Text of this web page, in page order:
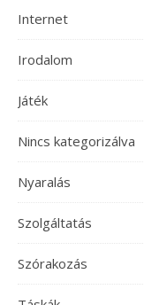
Internet
Irodalom
Játék
Nincs kategorizálva
Nyaralás
Szolgáltatás
Szórakozás